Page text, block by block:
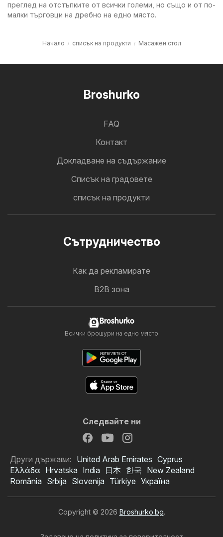
преглед на отстъпките от всички големи, но също и от по-
малки търговци на дребно на едно място.
Начало списък на продукти Масажен стол
Broshurko
FAQ
Контакт
Докладване на съдържание
Cписък на градовете
списък на продукти
Cътрудничество
Как да рекламирате
B2B зона
Broshurko
Всички брошури на едно място
Следвайте ни
Други държави: United Arab Emirates Cyprus
Ελλάδα Hrvatska India 日本 한국 New Zealand
România Srbija Slovenija Türkiye Україна
Copyright © 2026 Broshurko.bg.